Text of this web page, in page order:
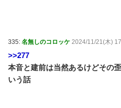
335: 名無しのコロッケ 2024/11/21(木)
>>277
本音と建前は当然あるけどその
いう話